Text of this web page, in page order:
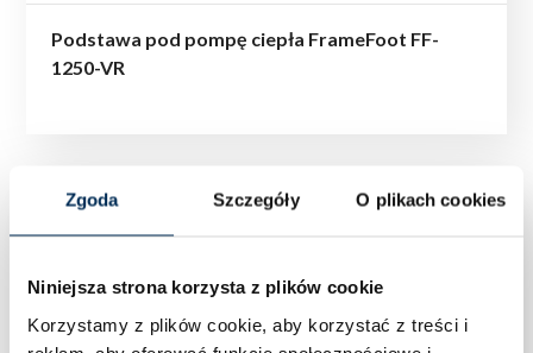
Zgoda Szczegóły O plikach cookies
Niniejsza strona korzysta z plików cookie
Korzystamy z plików cookie, aby korzystać z treści i
Podstawa pod pompę ciepła FrameFoot FF-
1250-VR